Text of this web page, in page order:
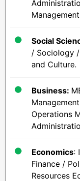
Social
/ Sociology
and Culture.
Business:
Operations
Economics:
Finance /
Resources